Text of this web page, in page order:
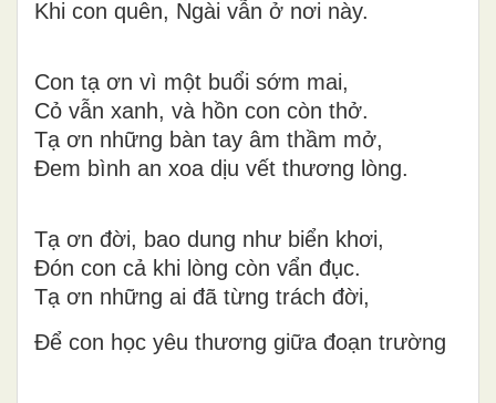
Khi con quên, Ngài vẫn ở nơi này.
Con tạ ơn vì một buổi sớm mai,
Cỏ vẫn xanh, và hồn con còn thở.
Tạ ơn những bàn tay âm thầm mở,
Đem bình an xoa dịu vết thương lòng.
Tạ ơn đời, bao dung như biển khơi,
Đón con cả khi lòng còn vẩn đục.
Tạ ơn những ai đã từng trách đời,
Để con học yêu thương giữa đoạn trường